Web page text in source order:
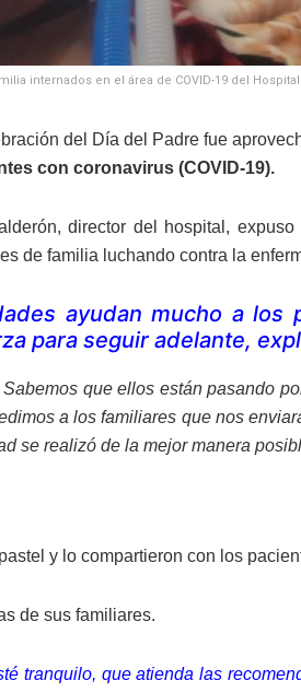
internados en el área de COVID-19 del
del Día del Padre fue
con coronavirus (COVID-19).
director del hospital,
de familia luchando contra la
ayudan mucho a los
para seguir adelante,
Sabemos que ellos están pasando
a los familiares que nos
se realizó de la mejor manera
y lo compartieron con los
de sus familiares.
tranquilo, que atienda las